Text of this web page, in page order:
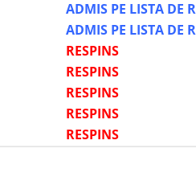
ADMIS PE LISTA DE
ADMIS PE LISTA DE
RESPINS
RESPINS
RESPINS
RESPINS
RESPINS